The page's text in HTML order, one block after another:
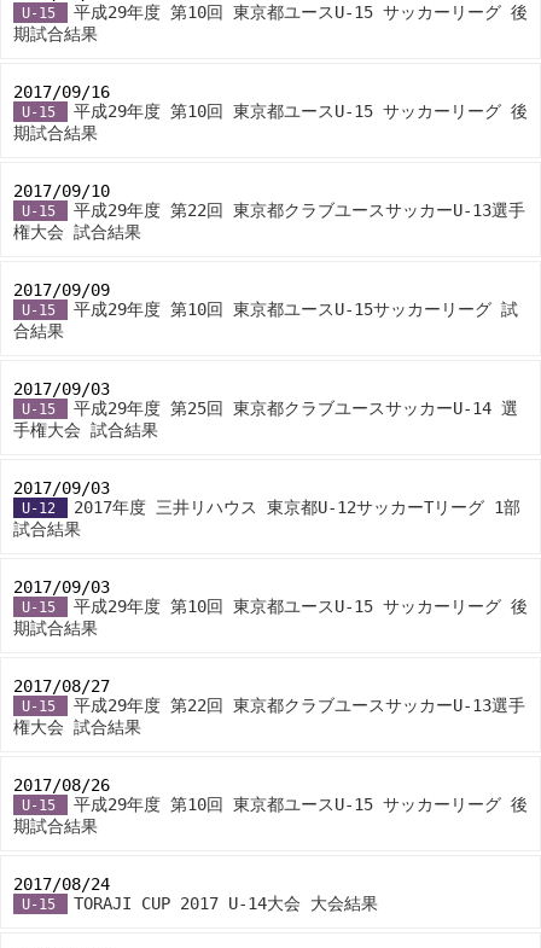
U-15
平成29年度 第10回 東京都ユースU-15 サッカーリーグ 後
期試合結果
2017/09/16
U-15
平成29年度 第10回 東京都ユースU-15 サッカーリーグ 後
期試合結果
2017/09/10
U-15
平成29年度 第22回 東京都クラブユースサッカーU-13選手
権大会 試合結果
2017/09/09
U-15
平成29年度 第10回 東京都ユースU-15サッカーリーグ 試
合結果
2017/09/03
U-15
平成29年度 第25回 東京都クラブユースサッカーU-14 選
手権大会 試合結果
2017/09/03
U-12
2017年度 三井リハウス 東京都U-12サッカーTリーグ 1部
試合結果
2017/09/03
U-15
平成29年度 第10回 東京都ユースU-15 サッカーリーグ 後
期試合結果
2017/08/27
U-15
平成29年度 第22回 東京都クラブユースサッカーU-13選手
権大会 試合結果
2017/08/26
U-15
平成29年度 第10回 東京都ユースU-15 サッカーリーグ 後
期試合結果
2017/08/24
U-15
TORAJI CUP 2017 U-14大会 大会結果